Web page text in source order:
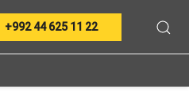
+992 44 625 11 22